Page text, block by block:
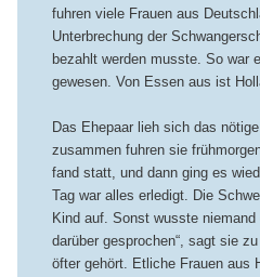
fuhren viele Frauen aus
Unterbrechung der
bezahlt werden musste. So war
gewesen. Von Essen aus ist
Das Ehepaar lieh sich das
zusammen fuhren sie
fand statt, und dann ging es
Tag war alles erledigt. Die
Kind auf. Sonst wusste
darüber gesprochen“, sagt sie
öfter gehört. Etliche Frauen aus